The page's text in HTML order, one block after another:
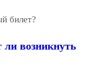
билет?
возникнуть